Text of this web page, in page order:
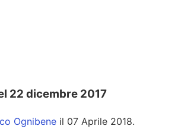
22 dicembre 2017
Ognibene il 07 Aprile 2018.